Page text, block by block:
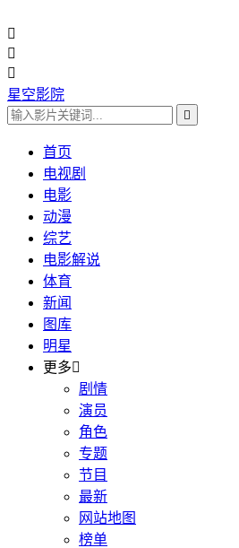



星空影院

首页
电视剧
电影
动漫
综艺
电影解说
体育
新闻
图库
明星
更多
剧情
演员
角色
专题
节目
最新
网站地图
榜单